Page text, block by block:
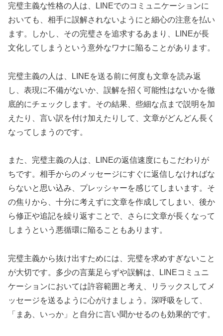
完璧主義な性格の人は、LINEでのコミュニケーションに
おいても、相手に誤解されないようにと細心の注意を払い
ます。しかし、その完璧さを追求するあまり、LINEが長
文化してしまうという意外なワナに陥ることがあります。
完璧主義の人は、LINEを送る前に何度も文章を読み返
し、表現に不備がないか、誤解を招く可能性はないかを徹
底的にチェックします。その結果、些細な点まで説明を加
えたり、言い訳を付け加えたりして、文章がどんどん長く
なってしまうのです。
また、完璧主義の人は、LINEの返信速度にもこだわりが
ちです。相手からのメッセージにすぐに返信しなければな
らないと思い込み、プレッシャーを感じてしまいます。そ
の焦りから、十分に考えずに文章を作成してしまい、後か
ら修正や追記を繰り返すことで、さらに文章が長くなって
しまうという悪循環に陥ることもあります。
完璧主義から抜け出すためには、完璧を求めすぎないこと
が大切です。多少の言葉足らずや誤解は、LINEコミュニ
ケーションにおいては許容範囲と考え、リラックスしてメ
ッセージを送るように心がけましょう。深呼吸をして、
「まあ、いっか」と自分に言い聞かせるのも効果的です。